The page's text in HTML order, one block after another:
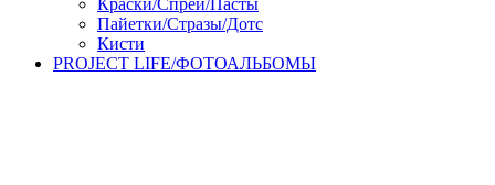
Краски/Спреи/Пасты
Пайетки/Стразы/Дотс
Кисти
PROJECT LIFE/ФОТОАЛЬБОМЫ